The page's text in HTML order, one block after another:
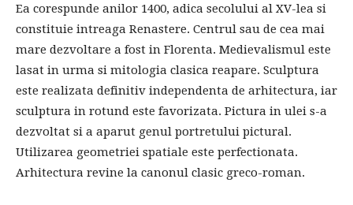
Ea corespunde anilor 1400, adica secolului al XV-lea si
constituie intreaga Renastere. Centrul sau de cea mai
mare dezvoltare a fost in Florenta. Medievalismul este
lasat in urma si mitologia clasica reapare. Sculptura
este realizata definitiv independenta de arhitectura, iar
sculptura in rotund este favorizata. Pictura in ulei s-a
dezvoltat si a aparut genul portretului pictural.
Utilizarea geometriei spatiale este perfectionata.
Arhitectura revine la canonul clasic greco-roman.